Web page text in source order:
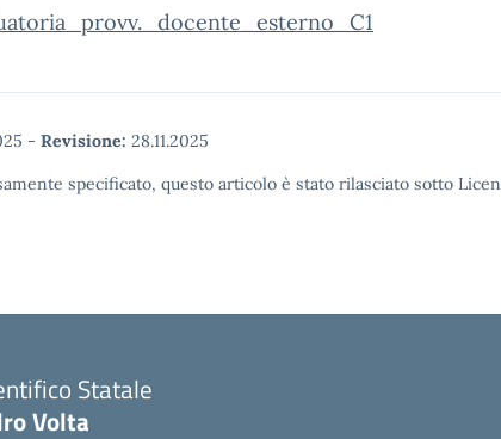
- Revisione: 28.11.2025
specificato, questo articolo è stato rilasciato sotto
Statale
Volta